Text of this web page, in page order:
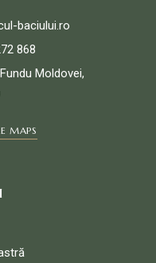
baciului.ro
868
Moldovei,
MAPS